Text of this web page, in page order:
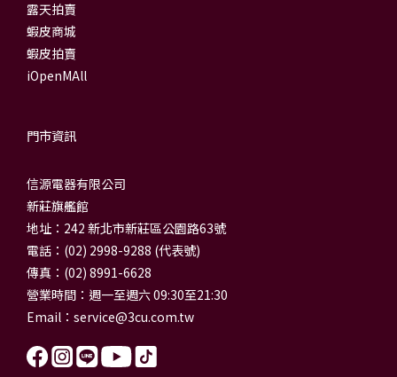
露天拍賣
蝦皮商城
蝦皮拍賣
iOpenMAll
門市資訊
信源電器有限公司
新莊旗艦館
地址：242 新北市新莊區公園路63號
電話：(02) 2998-9288 (代表號)
傳真：(02) 8991-6628
營業時間：週一至週六 09:30至21:30
Email： service@3cu.com.tw